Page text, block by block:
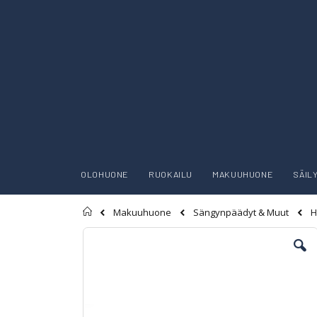
OLOHUONE RUOKAILU MAKUUHUONE
Etusivu
Makuuhuone Sängynpäädyt & Muut
Skip